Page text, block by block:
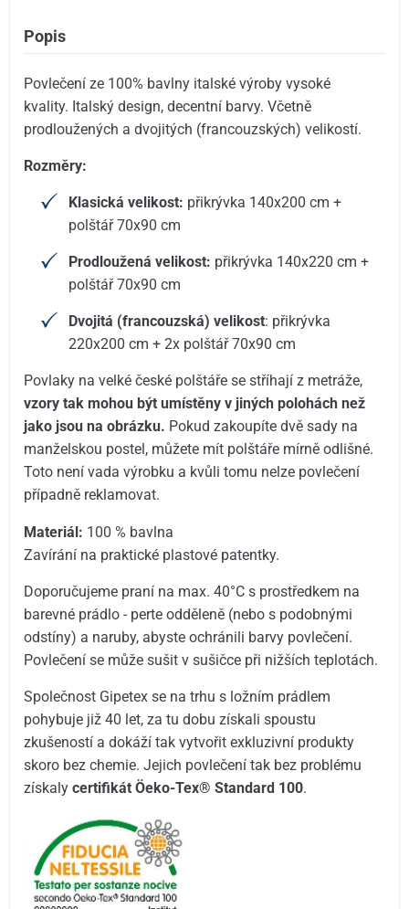
Popis
Povlečení ze 100% bavlny italské výroby vysoké
kvality. Italský design, decentní barvy. Včetně
prodloužených a dvojitých (francouzských) velikostí.
Rozměry:
Klasická velikost: přikrývka 140x200 cm +
polštář 70x90 cm
Prodloužená velikost: přikrývka 140x220 cm +
polštář 70x90 cm
Dvojitá (francouzská) velikost: přikrývka
220x200 cm + 2x polštář 70x90 cm
Povlaky na velké české polštáře se stříhají z metráže,
vzory tak mohou být umístěny v jiných polohách než
jako jsou na obrázku. Pokud zakoupíte dvě sady na
manželskou postel, můžete mít polštáře mírně odlišné.
Toto není vada výrobku a kvůli tomu nelze povlečení
případně reklamovat.
Materiál: 100 % bavlna
Zavírání na praktické plastové patentky.
Doporučujeme praní na max. 40°C s prostředkem na
barevné prádlo - perte odděleně (nebo s podobnými
odstíny) a naruby, abyste ochránili barvy povlečení.
Povlečení se může sušit v sušičce při nižších teplotách.
Společnost Gipetex se na trhu s ložním prádlem
pohybuje již 40 let, za tu dobu získali spoustu
zkušeností a dokáží tak vytvořit exkluzivní produkty
skoro bez chemie. Jejich povlečení tak bez problému
získalycertifikát Öeko-Tex® Standard 100.